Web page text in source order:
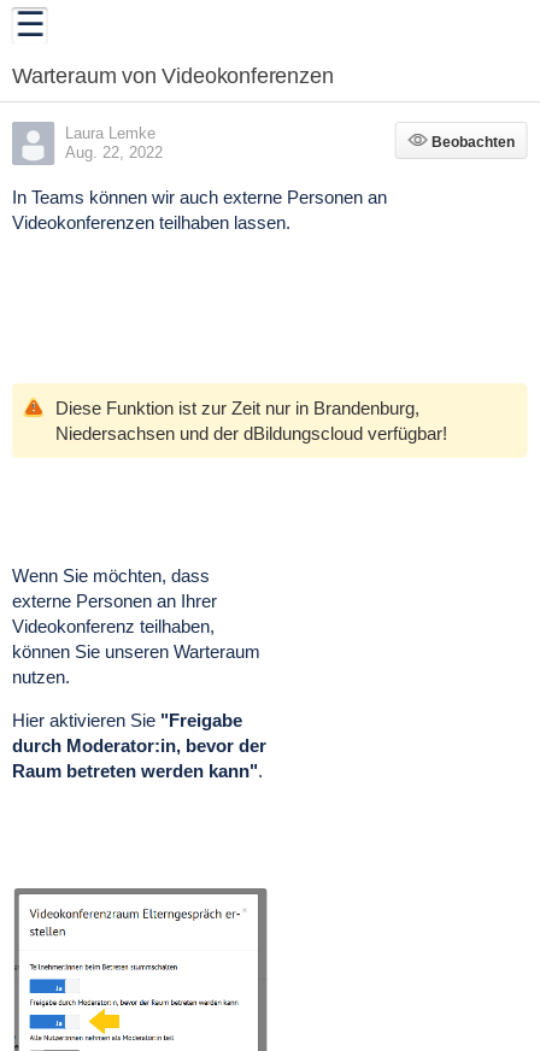
Warteraum von Videokonferenzen
Laura Lemke
Aug. 22, 2022
Beobachten
Beobachten
In Teams können wir auch externe Personen an
Videokonferenzen teilhabenlassen.
Diese Funktion ist zur Zeit nur in Brandenburg,
Niedersachsen und der dBildungscloud verfügbar!
Wenn Sie möchten, dass
externe Personen an Ihrer
Videokonferenz teilhaben,
können Sie unseren Warteraum
nutzen.
Hier aktivieren Sie "Freigabe
durch Moderator:in, bevor der
Raum betreten werden kann".